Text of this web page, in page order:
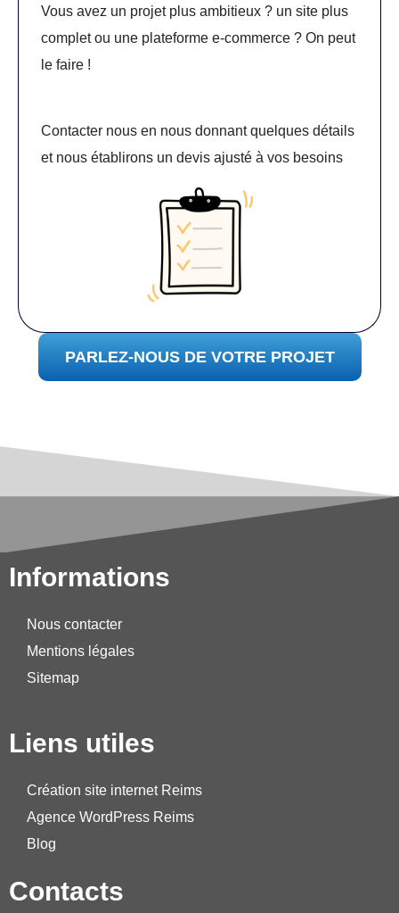
Vous avez un projet plus ambitieux ? un site plus
complet ou une plateforme e-commerce ? On peut
le faire !
Contacter nous en nous donnant quelques détails
et nous établirons un devis ajusté à vos besoins
PARLEZ-NOUS DE VOTRE PROJET
Informations
Nous contacter
Mentions légales
Sitemap
Liens utiles
Création site internet Reims
Agence WordPress Reims
Blog
Contacts